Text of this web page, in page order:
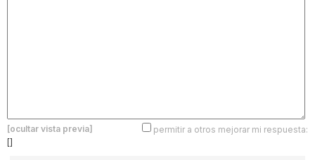
[ocultar vista previa]
permitir a otros mejorar mi respuesta:
[]